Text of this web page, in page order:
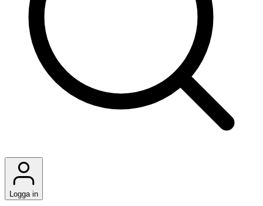
Logga in